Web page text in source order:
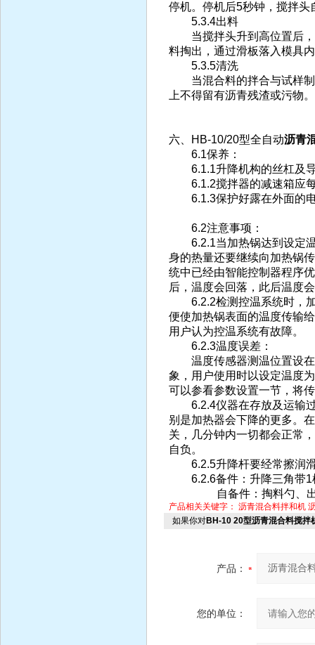
停机。停机后5秒钟，搅拌头
5.3.4出料
当搅拌头升到高位置后，
料掏出，通过滑板落入模具
5.3.5清洗
当混合料的拌合与试样制
上不得留有沥青残渣或污物。
六、HB-10/20型全自动沥青
6.1保养：
6.1.1升降机构的丝杠及导
6.1.2搅拌器的减速箱应每
6.1.3保护好露在外面的电
6.2注意事项：
6.2.1当加热锅达到设定温
身的热量还要继续向加热锅
统中已经由智能控制器程序
后，温度会回落，此后温度
6.2.2检测控温系统时，加
便使加热锅表面的温度传输
用户认为控温系统有故障。
6.2.3温度误差：
温度传感器测温位置设在
象，用户使用时以设定温度
可以参看参数设置一节，将
6.2.4仪器在存放及运输过
别是加热器会下降的更多。
关，几分钟内一切都会正常
自负。
6.2.5升降杆要经常擦润滑
6.2.6备件：升降三角带1
自备件：掏料勺、出
产品相关关键字： 沥青混合料拌和机
如果你对BH-10 20型沥青混合料搅拌
产品：
您的单位：